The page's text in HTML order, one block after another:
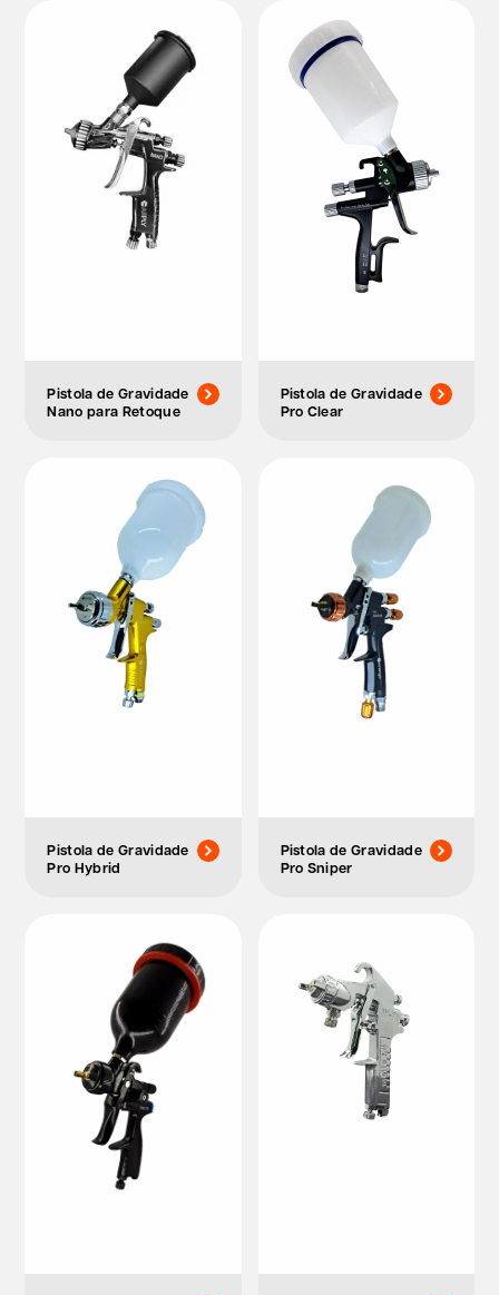
Pistola de Gravidade
Nano para Retoque
Pistola de Gravidade
Pro Clear
Pistola de Gravidade
Pro Hybrid
Pistola de Gravidade
Pro Sniper